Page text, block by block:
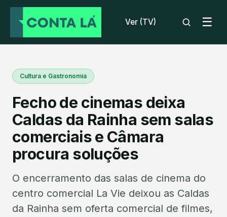
Ver (TV) ☰
Cultura e Gastronomia
Fecho de cinemas deixa
Caldas da Rainha sem salas
comerciais e Câmara
procura soluções
O encerramento das salas de cinema do
centro comercial La Vie deixou as Caldas
da Rainha sem oferta comercial de filmes,